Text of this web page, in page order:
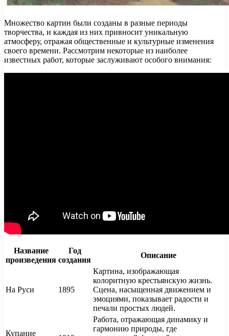
Множество картин были созданы в разные периоды
творчества, и каждая из них привносит уникальную
атмосферу, отражая общественные и культурные изменения
своего времени. Рассмотрим некоторые из наиболее
известных работ, которые заслуживают особого внимания:
Название
произведения
Год
создания
Описание
На Руси 1895
Картина, изображающая
колоритную крестьянскую жизнь.
Сцена, насыщенная движением и
эмоциями, показывает радости и
печали простых людей.
Купание
Работа, отражающая динамику и
гармонию природы, где